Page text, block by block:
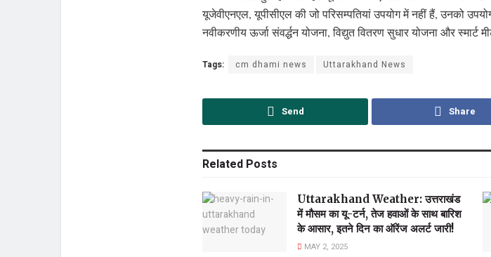
यूजेवीएनएल, यूपीसीएल की जो परिसम्पतियां उपयोग में नहीं हैं, उनको
नवीकरणीय ऊर्जा संवर्द्धन योजना, विद्युत वितरण सुधार योजना और
Tags: cm dhami news Uttarakhand News
Send Share
Related Posts
Uttarakhand Weather: उत्तराखंड
में मौसम का यू-टर्न, तेज हवाओं के साथ बारिश
के आसार, इतने दिन का ऑरेंज अलर्ट जारी!
MAY 2, 2025